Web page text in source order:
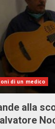
di un medico
alla